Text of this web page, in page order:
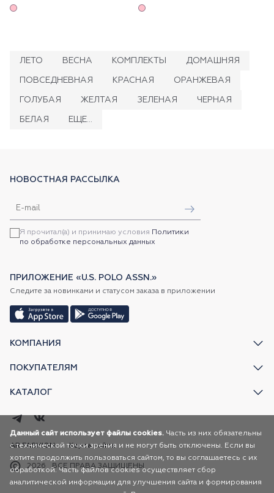
ЛЕТО ВЕСНА КОМПЛЕКТЫ ДОМАШНЯЯ
ПОВСЕДНЕВНАЯ КРАСНАЯ ОРАНЖЕВАЯ
ГОЛУБАЯ ЖЕЛТАЯ ЗЕЛЕНАЯ ЧЕРНАЯ
БЕЛАЯ ЕЩЕ...
КОМПАНИЯ
ПОКУПАТЕЛЯМ
КАТАЛОГ
НОВОСТНАЯ РАССЫЛКА
Я прочитал(а) и принимаю условия Политики
по обработке персональных данных
ПРИЛОЖЕНИЕ «U.S. POLO ASSN.»
Следите за новинками и статусом заказа в приложении
2026 ВСЕ ПРАВА ЗАЩИЩЕНЫ
AR FASHION Карта сайта
Данный сайт использует файлы cookies. Часть из них обязательны
с технической точки зрения и не могут быть отключены. Если вы
хотите продолжить пользоваться сайтом, то вы соглашаетесь с их
обработкой. Часть файлов cookies осуществляет сбор
аналитической информации для улучшения сайта и формирования